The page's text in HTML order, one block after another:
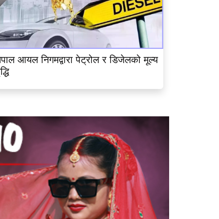
आयल निगमद्वारा पेट्रोल र डिजेलको मूल्य